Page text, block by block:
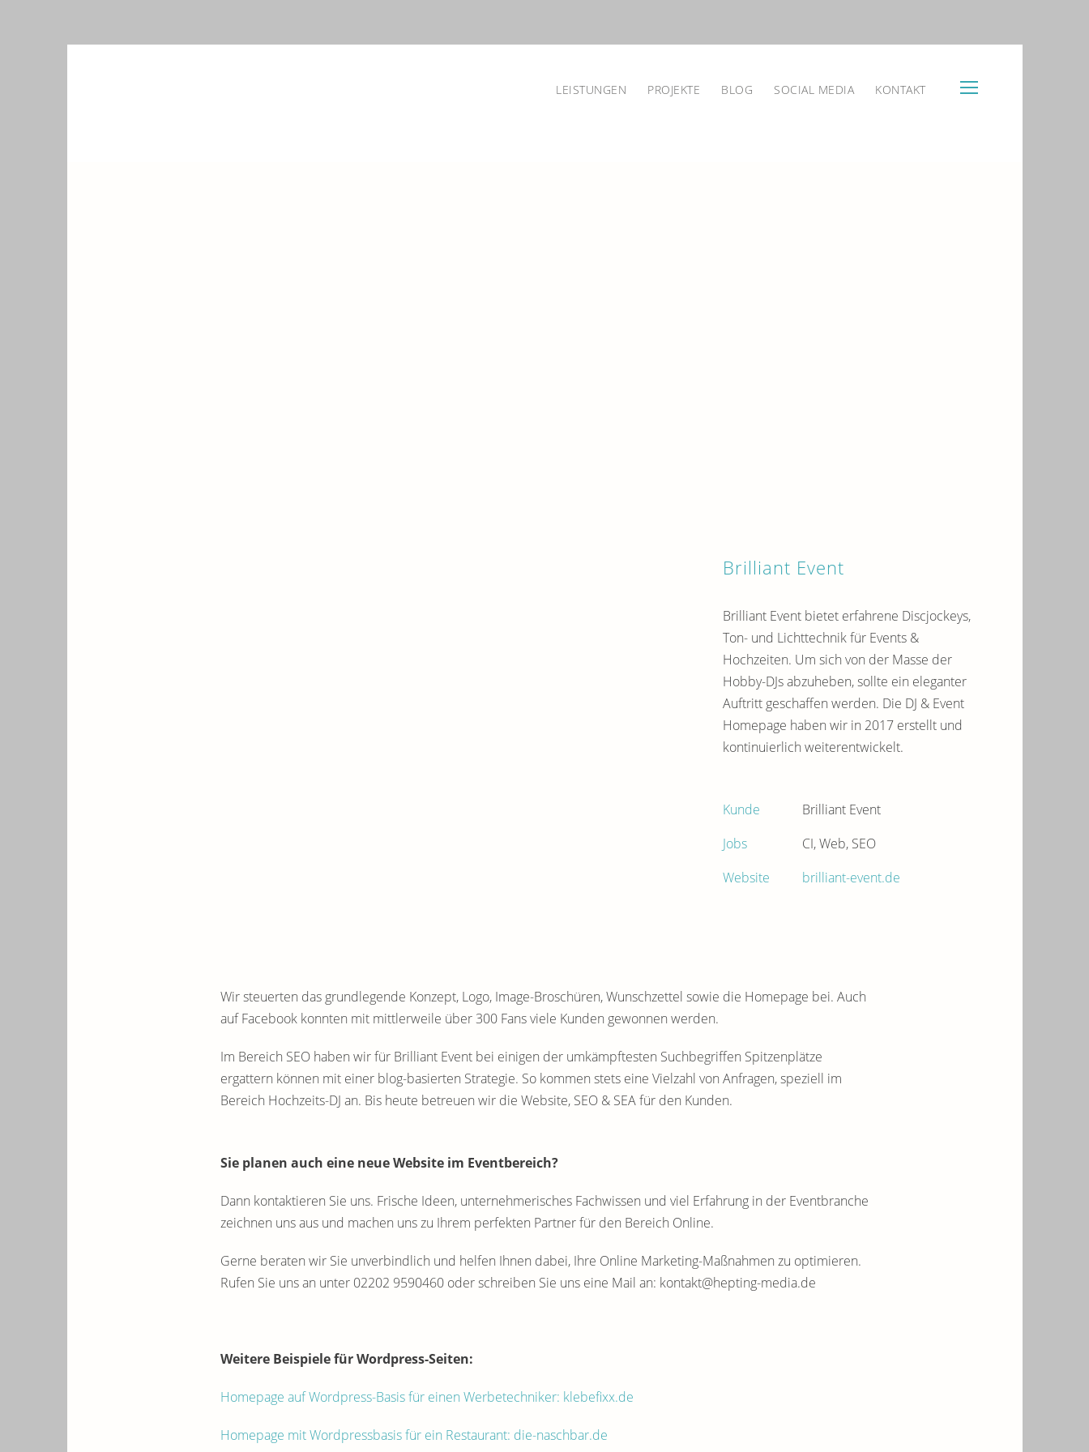
LEISTUNGEN PROJEKTE BLOG SOCIAL MEDIA KONTAKT
Brilliant Event
Brilliant Event bietet erfahrene Discjockeys,
Ton- und Lichttechnik für Events &
Hochzeiten. Um sich von der Masse der
Hobby-DJs abzuheben, sollte ein eleganter
Auftritt geschaffen werden. Die DJ & Event
Homepage haben wir in 2017 erstellt und
kontinuierlich weiterentwickelt.
Kunde
Brilliant Event
Jobs
CI, Web, SEO
Website
brilliant-event.de
Wir steuerten das grundlegende Konzept, Logo, Image-Broschüren, Wunschzettel sowie die Homepage bei. Auch
auf Facebook konnten mit mittlerweile über 300 Fans viele Kunden gewonnen werden.
Im Bereich SEO haben wir für Brilliant Event bei einigen der umkämpftesten Suchbegriffen Spitzenplätze
ergattern können mit einer blog-basierten Strategie. So kommen stets eine Vielzahl von Anfragen, speziell im
Bereich Hochzeits-DJ an. Bis heute betreuen wir die Website, SEO & SEA für den Kunden.
Sie planen auch eine neue Website im Eventbereich?
Dann kontaktieren Sie uns. Frische Ideen, unternehmerisches Fachwissen und viel Erfahrung in der Eventbranche
zeichnen uns aus und machen uns zu Ihrem perfekten Partner für den Bereich Online.
Gerne beraten wir Sie unverbindlich und helfen Ihnen dabei, Ihre Online Marketing-Maßnahmen zu optimieren.
Rufen Sie uns an unter 02202 9590460 oder schreiben Sie uns eine Mail an: kontakt@hepting-media.de
Weitere Beispiele für Wordpress-Seiten:
Homepage auf Wordpress-Basis für einen Werbetechniker: klebefixx.de
Homepage mit Wordpressbasis für ein Restaurant: die-naschbar.de